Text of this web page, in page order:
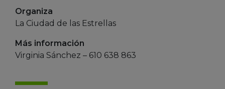
Organiza
La Ciudad de las Estrellas
Más información
Virginia Sánchez – 610 638 863